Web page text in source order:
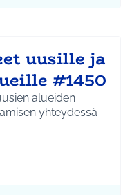
uusille ja
#1450
alueiden
yhteydessä
Tuusula
mukaan: Ympäristö